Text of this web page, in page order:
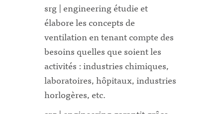
srg | engineering étudie et
élabore les concepts de
ventilation en tenant compte des
besoins quelles que soient les
activités : industries chimiques,
laboratoires, hôpitaux, industries
horlogères, etc.